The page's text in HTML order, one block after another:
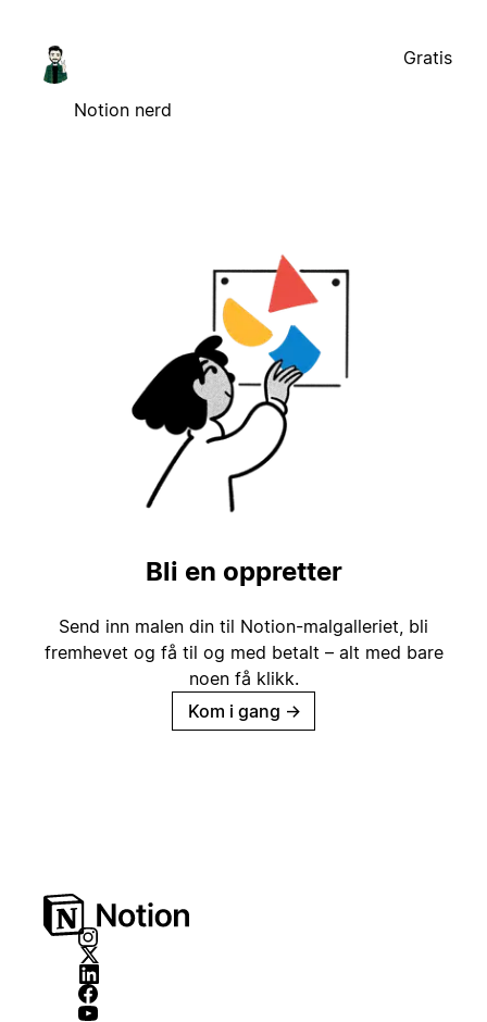
Notion nerd
Gratis
Bli en oppretter
Send inn malen din til Notion-malgalleriet, bli
fremhevet og få til og med betalt – alt med bare
noen få klikk.
Kom i gang →